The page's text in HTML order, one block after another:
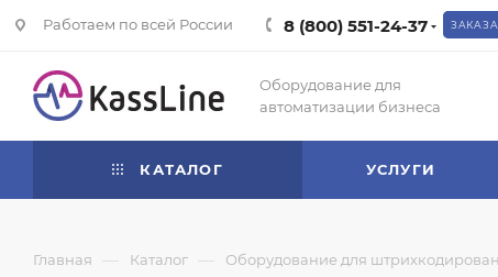
Работаем по всей России 8 (800) 551-24-37
Оборудование для
автоматизации бизнеса
КАТАЛОГ УСЛУГИ
Главная — Каталог — Оборудование для